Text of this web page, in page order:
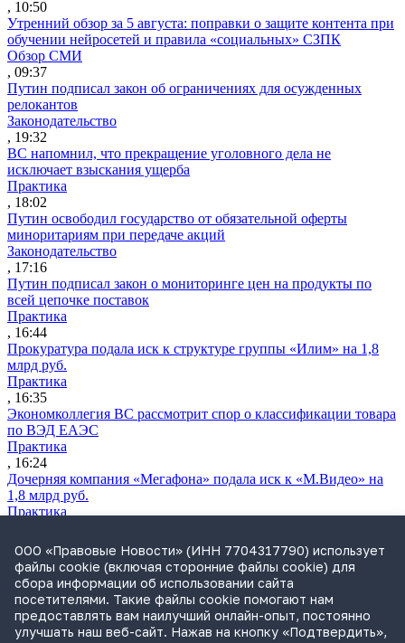
, 10:50
Утренний обзор за 5 августа: поправки о защите контента при
обучении нейросетей и правила «социальных» СЗПК
Обзор СМИ
, 09:37
Путин подписал закон об ограничениях для осужденных
релокантов
Законодательство
, 19:32
ВС напомнил, что прекращение уголовного дела не
исключает взыскания ущерба
Практика
, 18:02
Путин освободил государство от обязательной оферты
миноритариям при передаче акций
Законодательство
, 17:16
Путин подписал закон о мониторинге цен на продукты по
всей цепочке поставок
Практика
, 16:44
Прокуратура подала иск к структуре группы «Илим» на 1,8
млрд руб.
Практика
, 16:35
Экономколлегия ВС рассмотрит спор о классификации товара
по ВЭД ЕАЭС
Практика
, 16:24
Дочерняя компания «Мегафона» подала иск к «М.Видео» на
1,8 млрд руб.
Практика
СИП проверит отмену патента на систему управления
устройствами после возражений «Яндекса»
Практика
, 15:17
Суды 10 стран рассматривают иски российской «дочки»
Google о возврате дивидендов
ООО «Правовые Новости» (ИНН 7704317790) использует
файлы cookie (включая сторонние файлы cookie) для
сбора информации об использовании сайта
посетителями. Такие файлы cookie помогают нам
предоставлять вам наилучший онлайн-опыт, постоянно
улучшать наш веб-сайт. Нажав на кнопку «Подтвердить»,